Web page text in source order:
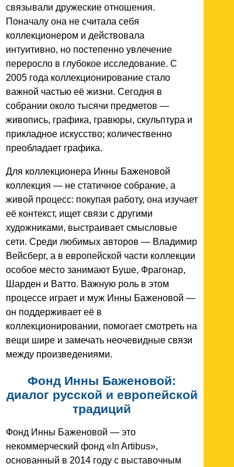
связывали дружеские отношения.
Поначалу она не считала себя
коллекционером и действовала
интуитивно, но постепенно увлечение
переросло в глубокое исследование. С
2005 года коллекционирование стало
важной частью её жизни. Сегодня в
собрании около тысячи предметов —
живопись, графика, гравюры, скульптура и
прикладное искусство; количественно
преобладает графика.
Для коллекционера Инны Баженовой
коллекция — не статичное собрание, а
живой процесс: покупая работу, она изучает
её контекст, ищет связи с другими
художниками, выстраивает смысловые
сети. Среди любимых авторов — Владимир
Вейсберг, а в европейской части коллекции
особое место занимают Буше, Фрагонар,
Шарден и Ватто. Важную роль в этом
процессе играет и муж Инны Баженовой —
он поддерживает её в
коллекционировании, помогает смотреть на
вещи шире и замечать неочевидные связи
между произведениями.
Фонд Инны Баженовой:
диалог русской и европейской
традиций
Фонд Инны Баженовой — это
некоммерческий фонд «In Artibus»,
основанный в 2014 году с выставочным